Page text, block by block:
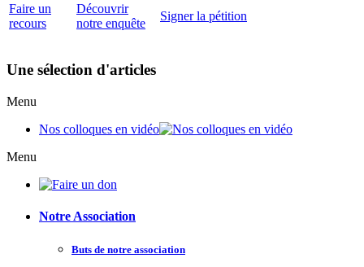
Faire un
recours
Découvrir
notre enquête
Signer la pétition
Une sélection d'articles
Menu
Nos colloques en vidéo
Menu
Notre Association
Buts de notre association